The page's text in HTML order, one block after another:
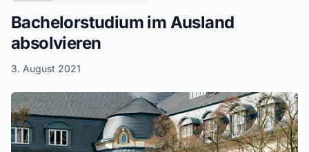
Bachelorstudium im Ausland
absolvieren
3. August 2021